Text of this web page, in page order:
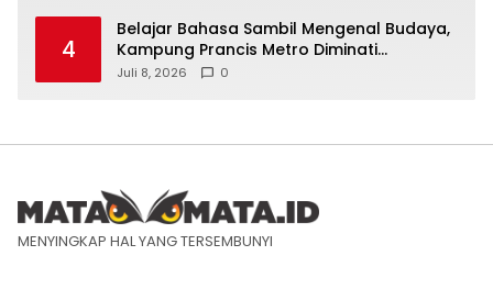
4
Belajar Bahasa Sambil Mengenal Budaya,
Kampung Prancis Metro Diminati
Masyarakat
Juli 8, 2026 0
MENYINGKAP HAL YANG TERSEMBUNYI